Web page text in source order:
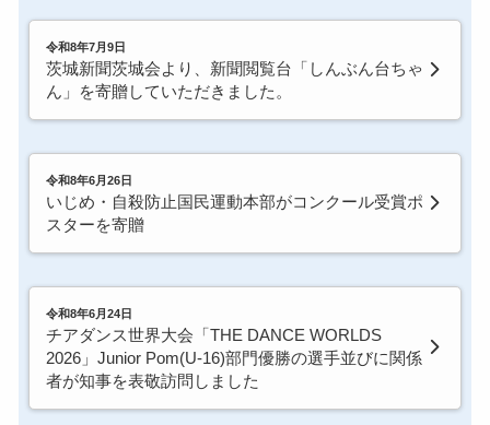
令和8年7月9日
茨城新聞茨城会より、新聞閲覧台「しんぶん台ちゃ
ん」を寄贈していただきました。
令和8年6月26日
いじめ・自殺防止国民運動本部がコンクール受賞ポ
スターを寄贈
令和8年6月24日
チアダンス世界大会「THE DANCE WORLDS
2026」Junior Pom(U-16)部門優勝の選手並びに関係
者が知事を表敬訪問しました